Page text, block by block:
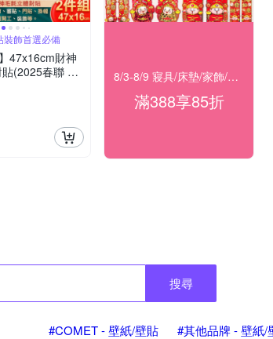
裝飾首選必備
47x16cm財神
(2025春聯 過
春聯對貼 招福)
8/3-8/9 寢具/床墊/家飾/開運 滿388享85折
滿388享85折
搜尋
#COMET - 壁紙/壁貼 #其他品牌 - 壁紙/